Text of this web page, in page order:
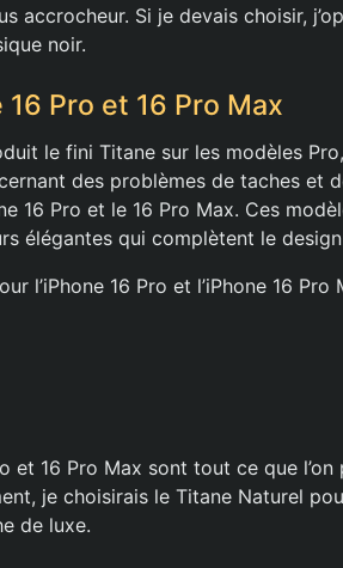
accrocheur. Si je devais choisir,
noir.
Pro et 16 Pro Max
le fini Titane sur les modèles
des problèmes de taches et
16 Pro et le 16 Pro Max. Ces
élégantes qui complètent le
l’iPhone 16 Pro et l’iPhone 16 Pro
et 16 Pro Max sont tout ce que
je choisirais le Titane Naturel
de luxe.